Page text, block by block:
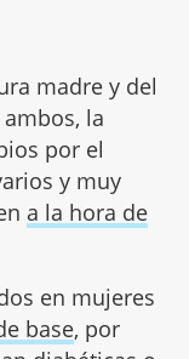
madre y del
la
por el
y muy
a la hora de
en mujeres
base, por